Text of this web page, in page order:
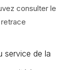
consulter le
service de la